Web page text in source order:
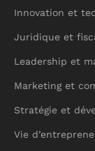
Innovation et
Juridique et
Leadership et
Marketing et
Stratégie et
Vie